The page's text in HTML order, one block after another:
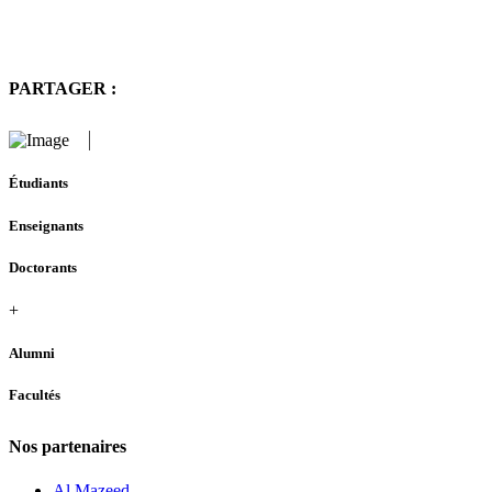
PARTAGER :
Étudiants
Enseignants
Doctorants
+
Alumni
Facultés
Nos partenaires